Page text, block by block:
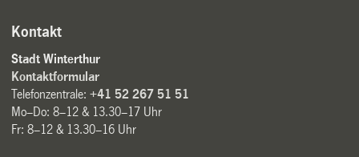
Kontakt
Stadt Winterthur
Kontaktformular
Telefonzentrale:+41 52 267 51 51
Mo–Do: 8–12 & 13.30–17 Uhr
Fr: 8–12 & 13.30–16 Uhr